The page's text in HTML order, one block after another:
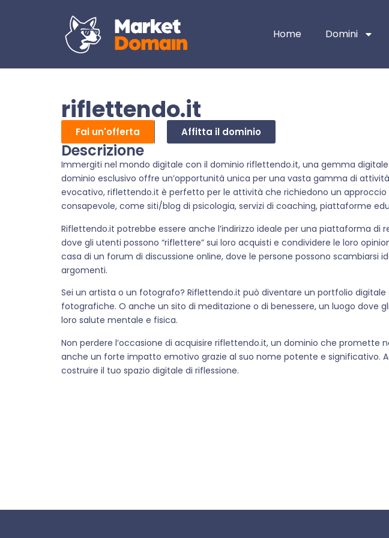
Home Domini
riflettendo.it
Fai un'offerta Affitta il dominio
Descrizione
Immergiti nel mondo digitale con il dominio riflettendo.it, una gemma
dominio esclusivo offre un’opportunità unica per una vasta gamma di
evocativo, riflettendo.it è perfetto per le attività che richiedono un approccio
consapevole, come siti/blog di psicologia, servizi di coaching, piattaforme
Riflettendo.it potrebbe essere anche l’indirizzo ideale per una piattaforma di
dove gli utenti possono “riflettere” sui loro acquisti e condividere le loro
casa di un forum di discussione online, dove le persone possono scambiarsi
argomenti.
Sei un artista o un fotografo? Riflettendo.it può diventare un portfolio digitale
fotografiche. O anche un sito di meditazione o di benessere, un luogo dove
loro salute mentale e fisica.
Non perdere l’occasione di acquisire riflettendo.it, un dominio che promette
anche un forte impatto emotivo grazie al suo nome potente e significativo.
costruire il tuo spazio digitale di riflessione.